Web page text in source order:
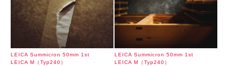
LEICA Summicron 50mm 1st
LEICA M（Typ240）
LEICA Summicron 50mm 1st
LEICA M（Typ240）